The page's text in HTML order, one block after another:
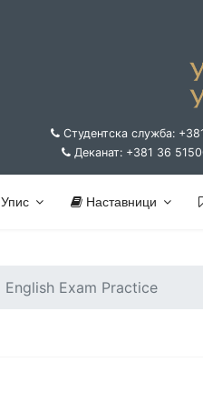
Студентска служба:
Деканат: +381 36
Упис Наставници
English Exam Practice